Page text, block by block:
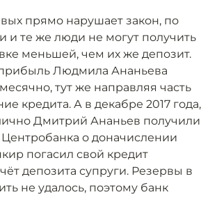
прямо нарушает закон, по
и те же люди не могут получить
меньшей, чем их же депозит.
Людмила Ананьева
тут же направляя часть
кредита. А в декабре 2017 года,
Дмитрий Ананьев получили
о доначислении
погасил свой кредит
депозита супруги. Резервы в
не удалось, поэтому банк